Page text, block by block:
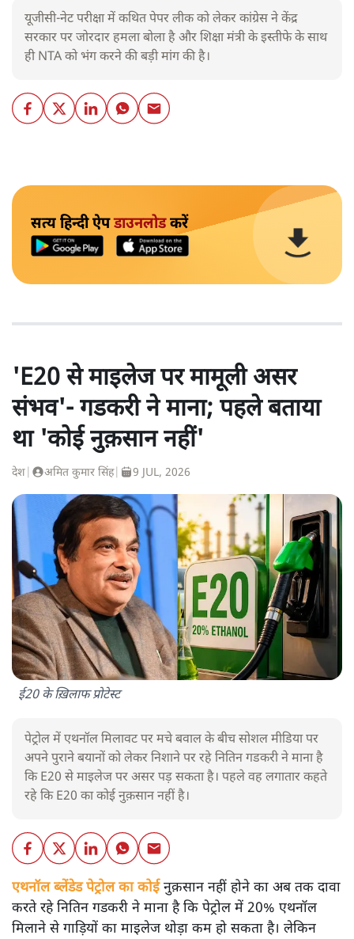
यूजीसी-नेट परीक्षा में कथित पेपर लीक को लेकर कांग्रेस ने केंद्र
सरकार पर जोरदार हमला बोला है और शिक्षा मंत्री के इस्तीफे के साथ
ही NTA को भंग करने की बड़ी मांग की है।
सत्य हिन्दी ऐपडाउनलोडकरें
'E20 से माइलेज पर मामूली असर
संभव'- गडकरी ने माना; पहले बताया
था 'कोई नुक़सान नहीं'
देश अमित कुमार सिंह| 9 JUL, 2026
ई20 के ख़िलाफ प्रोटेस्ट
पेट्रोल में एथनॉल मिलावट पर मचे बवाल के बीच सोशल मीडिया पर
अपने पुराने बयानों को लेकर निशाने पर रहे नितिन गडकरी ने माना है
कि E20 से माइलेज पर असर पड़ सकता है। पहले वह लगातार कहते
रहे कि E20 का कोई नुक़सान नहीं है।
एथनॉल ब्लेंडेड पेट्रोल का कोईनुक़सान नहीं होने का अब तक दावा
करते रहे नितिन गडकरी ने माना है कि पेट्रोल में 20% एथनॉल
मिलाने से गाड़ियों का माइलेज थोड़ा कम हो सकता है। लेकिन